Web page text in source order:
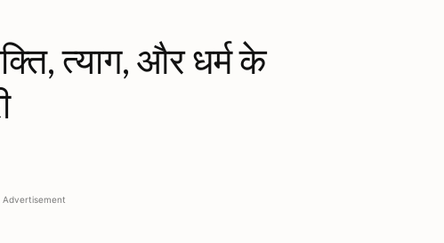
त्याग, और धर्म के
Advertisement